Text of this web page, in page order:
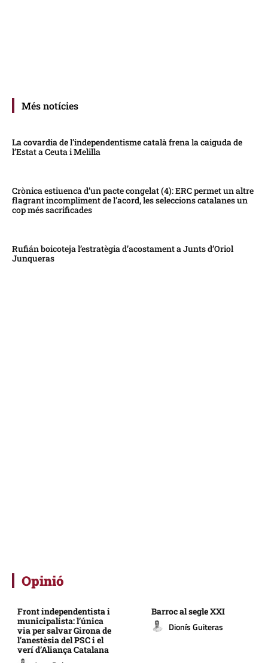
Més notícies
La covardia de l’independentisme català frena la caiguda de
l’Estat a Ceuta i Melilla
Crònica estiuenca d’un pacte congelat (4): ERC permet un altre
flagrant incompliment de l’acord, les seleccions catalanes un
cop més sacrificades
Rufián boicoteja l’estratègia d’acostament a Junts d’Oriol
Junqueras
Opinió
Front independentista i
municipalista: l’única
via per salvar Girona de
l’anestèsia del PSC i el
verí d’Aliança Catalana
Barroc al segle XXI
Dionís Guiteras